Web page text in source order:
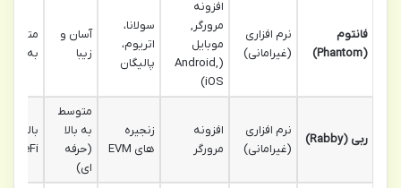
فانتوم
(Phantom)
نرم افزاری
(غیرامانی)
افزونه
مرورگر,
موبایل
(Android,
iOS)
سولانا،
اتریوم،
پالیگان
آسان و
زیبا
متوسط
به بالا
ربی (Rabby)
نرم افزاری
(غیرامانی)
افزونه
مرورگر
زنجیره
های EVM
متوسط
به بالا
(حرفه
ای)
بالا
DeFi)